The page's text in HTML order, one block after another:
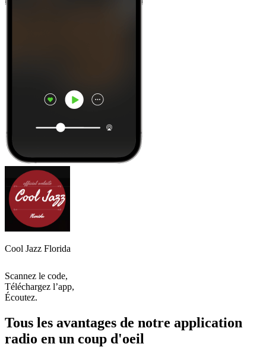
Cool Jazz Florida
Scannez le code,
Téléchargez l’app,
Écoutez.
Tous les avantages de notre application
radio en un coup d'oeil